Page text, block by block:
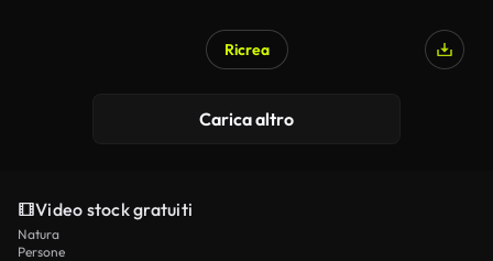
Ricrea
Carica altro
Video stock gratuiti
Natura
Persone